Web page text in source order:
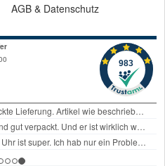
AGB & Datenschutz